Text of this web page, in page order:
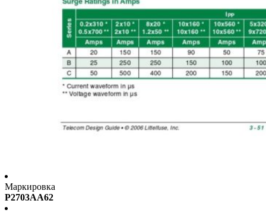
Маркировка
P2703AA62